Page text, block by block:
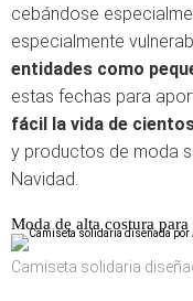
cebándose
especialmente
entidades como
estas fechas para
fácil la vida de
y productos de moda
Navidad.
Moda de alta costura
Camiseta solidaria